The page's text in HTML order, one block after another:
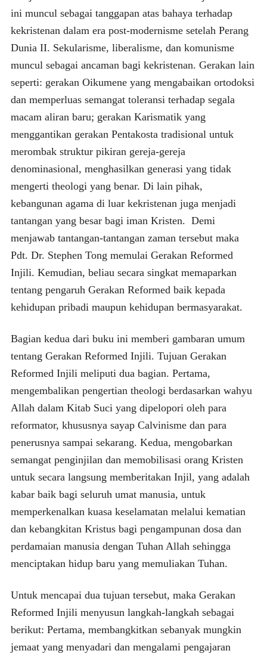
ini muncul sebagai tanggapan atas bahaya terhadap
kekristenan dalam era post-modernisme setelah Perang
Dunia II. Sekularisme, liberalisme, dan komunisme
muncul sebagai ancaman bagi kekristenan. Gerakan lain
seperti: gerakan Oikumene yang mengabaikan ortodoksi
dan memperluas semangat toleransi terhadap segala
macam aliran baru; gerakan Karismatik yang
menggantikan gerakan Pentakosta tradisional untuk
merombak struktur pikiran gereja-gereja
denominasional, menghasilkan generasi yang tidak
mengerti theologi yang benar. Di lain pihak,
kebangunan agama di luar kekristenan juga menjadi
tantangan yang besar bagi iman Kristen. Demi
menjawab tantangan-tantangan zaman tersebut maka
Pdt. Dr. Stephen Tong memulai Gerakan Reformed
Injili. Kemudian, beliau secara singkat memaparkan
tentang pengaruh Gerakan Reformed baik kepada
kehidupan pribadi maupun kehidupan bermasyarakat.
Bagian kedua dari buku ini memberi gambaran umum
tentang Gerakan Reformed Injili. Tujuan Gerakan
Reformed Injili meliputi dua bagian. Pertama,
mengembalikan pengertian theologi berdasarkan wahyu
Allah dalam Kitab Suci yang dipelopori oleh para
reformator, khususnya sayap Calvinisme dan para
penerusnya sampai sekarang. Kedua, mengobarkan
semangat penginjilan dan memobilisasi orang Kristen
untuk secara langsung memberitakan Injil, yang adalah
kabar baik bagi seluruh umat manusia, untuk
memperkenalkan kuasa keselamatan melalui kematian
dan kebangkitan Kristus bagi pengampunan dosa dan
perdamaian manusia dengan Tuhan Allah sehingga
menciptakan hidup baru yang memuliakan Tuhan.
Untuk mencapai dua tujuan tersebut, maka Gerakan
Reformed Injili menyusun langkah-langkah sebagai
berikut: Pertama, membangkitkan sebanyak mungkin
jemaat yang menyadari dan mengalami pengajaran